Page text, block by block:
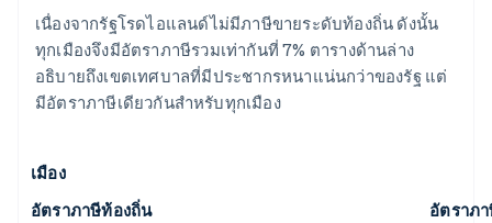
เนื่องจากรัฐโรดไอแลนด์ไม่มีภาษีขายระดับท้องถิ่น ดังนั้น
ทุกเมืองจึงมีอัตราภาษีรวมเท่ากันที่ 7% ตารางด้านล่าง
อธิบายถึงเขตเทศบาลที่มีประชากรหนาแน่นกว่าของรัฐ แต่
มีอัตราภาษีเดียวกันสำหรับทุกเมือง
เมือง
อัตราภาษีท้องถิ่น
อัตราภ